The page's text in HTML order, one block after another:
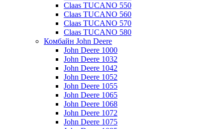
Claas TUCANO 550
Claas TUCANO 560
Claas TUCANO 570
Claas TUCANO 580
Комбайн John Deere
John Deere 1000
John Deere 1032
John Deere 1042
John Deere 1052
John Deere 1055
John Deere 1065
John Deere 1068
John Deere 1072
John Deere 1075